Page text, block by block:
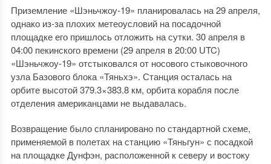
Приземление «Шэньчжоу-19» планировалась на 29 апреля,
однако из-за плохих метеоусловий на посадочной
площадке его пришлось отложить на сутки. 30 апреля в
04:00 пекинского времени (29 апреля в 20:00 UTC)
«Шэньчжоу-19» отстыковался от носового стыковочного
узла Базового блока «Тяньхэ». Станция осталась на
орбите высотой 379.3×383.8 км, орбита корабля после
отделения американцами не выдавалась.
Возвращение было спланировано по стандартной схеме,
применяемой в полетах на станцию «Тяньгун» с посадкой
на площадке Дунфэн, расположенной к северу и востоку